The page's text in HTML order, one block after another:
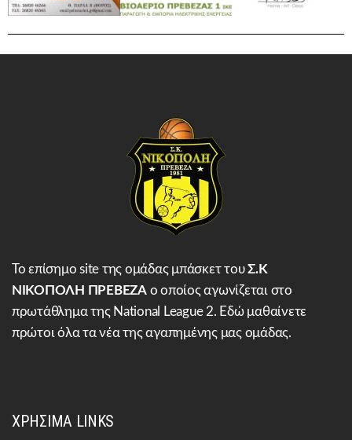
Το επίσημο site της ομάδας μπάσκετ τουΣ.Κ
ΝΙΚΟΠΟΛΗ ΠΡΕΒΕΖΑο οποίος αγωνίζεται στο
πρωτάθλημα της National League 2. Εδώ μαθαίνετε
πρώτοι όλα τα νέα της αγαπημένης μας ομάδας.
ΧΡΗΣΙΜΑ LINKS